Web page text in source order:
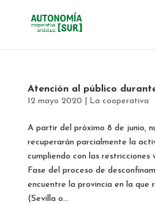
Atención al público
12 mayo 2020 La cooperativa
A partir del próximo 8 de junio,
recuperarán parcialmente la
cumpliendo con las restricciones
Fase del proceso de
encuentre la provincia en la que
(Sevilla o...